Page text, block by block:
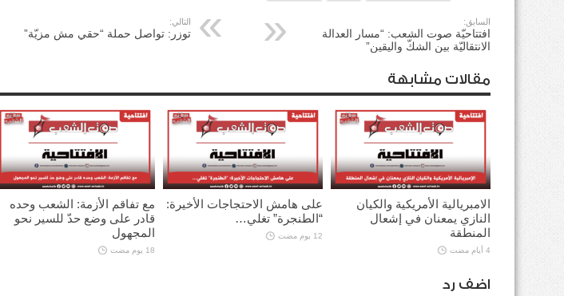
السابق:
افتتاحيّة صوت الشعب: “مسار العدالة
الانتقاليّة بين الشكّ واليقين”
التالي:
توزر: تواصل حملة “حقي مش مزيّة”
مقالات مشابهة
الامبريالية الأمريكية والكيان
النازي يمعنان في إشعال
المنطقة
4 أيام مضت
على هامش الاحتجاجات الأخيرة:
“الطنجرة” تغلي…
12 يوم مضت
مع تفاقم الأزمة: الشعب وحده
قادر على وضع حدّ للسير نحو
المجهول
18 يوم مضت
اضف رد